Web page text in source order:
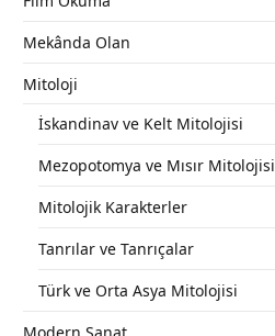
Mekânda Olan
Mitoloji
İskandinav ve Kelt Mitolojisi
Mezopotomya ve Mısır Mitolojisi
Mitolojik Karakterler
Tanrılar ve Tanrıçalar
Türk ve Orta Asya Mitolojisi
Modern Sanat